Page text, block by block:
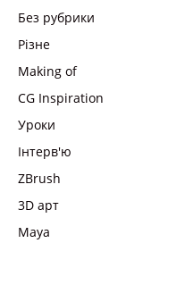
Без рубрики
Різне
Making of
CG Inspiration
Уроки
Інтерв'ю
ZBrush
3D арт
Maya